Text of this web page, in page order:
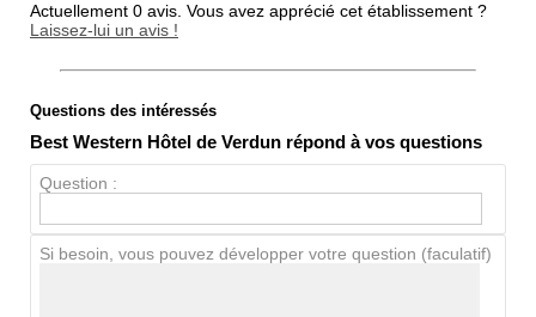
Actuellement 0 avis. Vous avez apprécié cet établissement ?
Laissez-lui un avis !
Note globale
Questions des intéressés
Best Western Hôtel de Verdun répond à vos questions
Question :
Si besoin, vous pouvez développer votre question (faculatif)